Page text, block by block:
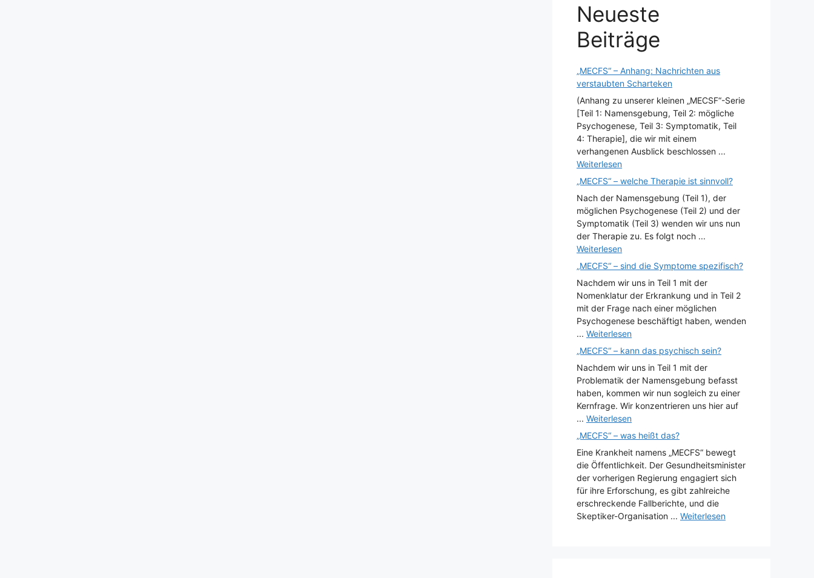
Neueste
Beiträge
„MECFS“ – Anhang: Nachrichten aus
verstaubten Scharteken
(Anhang zu unserer kleinen „MECSF“-Serie
[Teil 1: Namensgebung, Teil 2: mögliche
Psychogenese, Teil 3: Symptomatik, Teil
4: Therapie], die wir mit einem
verhangenen Ausblick beschlossen ...
Weiterlesen
„MECFS“ – welche Therapie ist sinnvoll?
Nach der Namensgebung (Teil 1), der
möglichen Psychogenese (Teil 2) und der
Symptomatik (Teil 3) wenden wir uns nun
der Therapie zu. Es folgt noch ...
Weiterlesen
„MECFS“ – sind die Symptome spezifisch?
Nachdem wir uns in Teil 1 mit der
Nomenklatur der Erkrankung und in Teil 2
mit der Frage nach einer möglichen
Psychogenese beschäftigt haben, wenden
... Weiterlesen
„MECFS“ – kann das psychisch sein?
Nachdem wir uns in Teil 1 mit der
Problematik der Namensgebung befasst
haben, kommen wir nun sogleich zu einer
Kernfrage. Wir konzentrieren uns hier auf
... Weiterlesen
„MECFS“ – was heißt das?
Eine Krankheit namens „MECFS“ bewegt
die Öffentlichkeit. Der Gesundheitsminister
der vorherigen Regierung engagiert sich
für ihre Erforschung, es gibt zahlreiche
erschreckende Fallberichte, und die
Skeptiker-Organisation ... Weiterlesen